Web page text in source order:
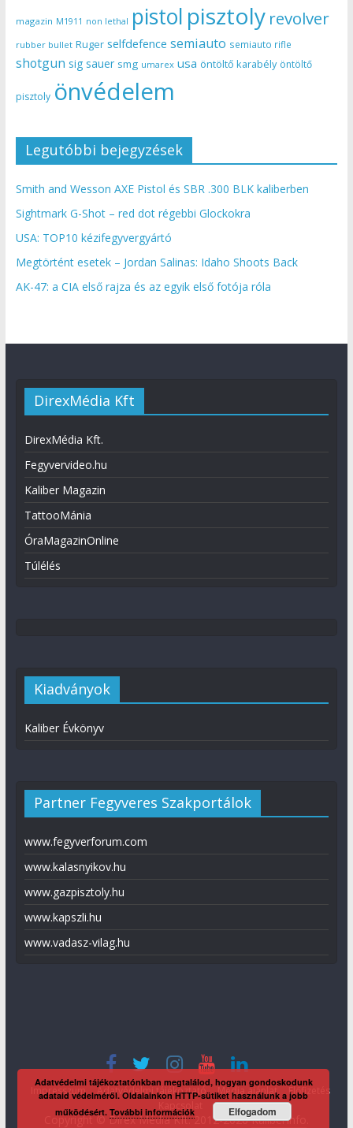
magazin M1911 non lethal pistol pisztoly revolver
rubber bullet Ruger selfdefence semiauto semiauto rifle
shotgun sig sauer smg umarex usa öntöltő karabély öntöltő
pisztoly önvédelem
Legutóbbi bejegyzések
Smith and Wesson AXE Pistol és SBR .300 BLK kaliberben
Sightmark G-Shot – red dot régebbi Glockokra
USA: TOP10 kézifegyvergyártó
Megtörtént esetek – Jordan Salinas: Idaho Shoots Back
AK-47: a CIA első rajza és az egyik első fotója róla
DirexMédia Kft
DirexMédia Kft.
Fegyvervideo.hu
Kaliber Magazin
TattooMánia
ÓraMagazinOnline
Túlélés
Kiadványok
Kaliber Évkönyv
Partner Fegyveres Szakportálok
www.fegyverforum.com
www.kalasnyikov.hu
www.gazpisztoly.hu
www.kapszli.hu
www.vadasz-vilag.hu
Impresszum Adatvédelmi tájékoztató Média ajánlat
Előfizetés
Copyright © Direx Média Kft. 2012-2026KaliberInfo
Adatvédelmi tájékoztatónkban megtalálod, hogyan gondoskodunk
adataid védelméről. Oldalainkon HTTP-sütiket használunk a jobb
működésért.További információk Elfogadom